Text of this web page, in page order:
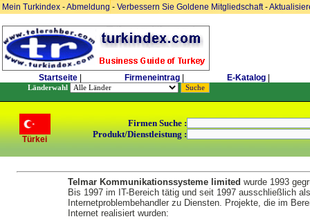
Mein Turkindex -Abmeldung- Verbessern Sie Goldene Mitgliedschaft-
Startseite Firmeneintrag E-Katalog
Länderwahl
Türkei
Firmen Suche :
Produkt/Dienstleistung :
Telmar Kommunikationssysteme limited wurde 1993
Bis 1997 im IT-Bereich tätig und seit 1997 ausschließlich als
Internetproblembehandler zu Diensten. Projekte, die im
Internet realisiert wurden: